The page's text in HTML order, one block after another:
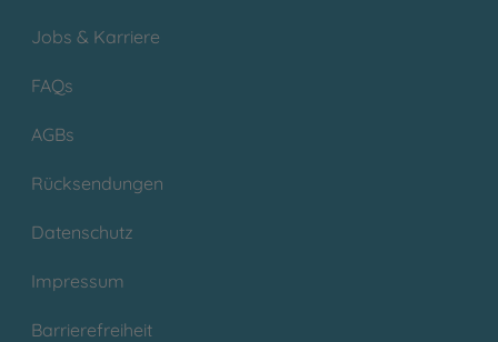
Jobs & Karriere
FAQs
AGBs
Rücksendungen
Datenschutz
Impressum
Barrierefreiheit